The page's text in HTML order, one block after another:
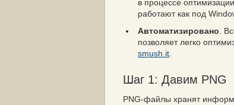
в процессе
работают как под
Автоматизировано .
позволяет легко
smush.it
Шаг 1: Давим PNG
PNG-файлы хранят